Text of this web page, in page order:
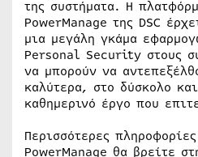
της συστήματα. Η
PowerManage της DSC
μια μεγάλη γκάμα
Personal Security στους
να μπορούν να
καλύτερα, στο δύσκολο
καθημερινό έργο που
Περισσότερες
PowerManage θα βρείτε